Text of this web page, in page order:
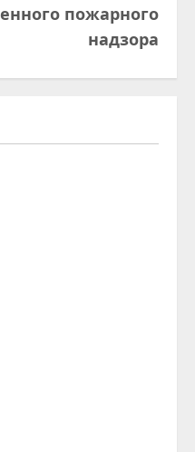
пожарного
надзора